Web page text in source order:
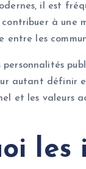
il est
à une
entre les
personnalités
autant définir
et les valeurs
les